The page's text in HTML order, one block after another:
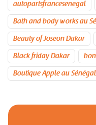
autopartsfrancesenegal
Bath and body works au
Beauty of Joseon Dakar
Black friday Dakar
Boutique Apple au Sénégal